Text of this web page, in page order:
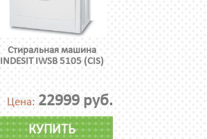
Стиральная машина
INDESIT IWSB 5105 (CIS)
Цена: 22999 руб.
КУПИТЬ